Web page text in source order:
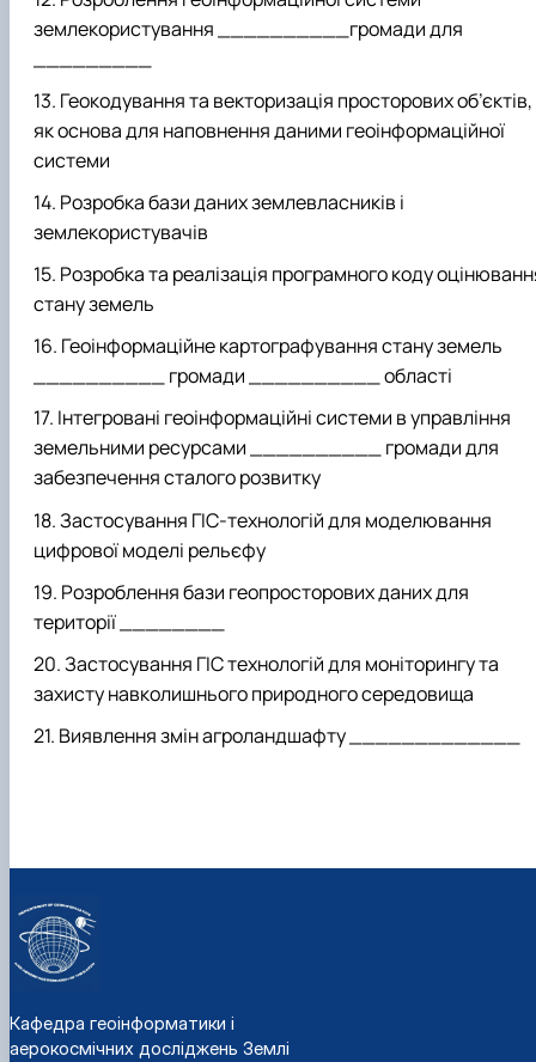
землекористування __________громади для
Геокодування та векторизація просторових об’єктів,
як основа для наповнення даними геоінформаційної
системи
Розробка бази даних землевласників і
землекористувачів
Розробка та реалізація програмного коду
стану земель
Геоінформаційне картографування стану земель
__________ громади __________ області
Інтегровані геоінформаційні системи в управління
земельними ресурсами __________ громади для
забезпечення сталого розвитку
Застосування ГІС-технологій для моделювання
цифрової моделі рельєфу
Розроблення бази геопросторових даних для
території ________
Застосування ГІС технологій для моніторингу та
захисту навколишнього природного середовища
Виявлення змін агроландшафту _____________
Кафедра геоінформатики і
аерокосмічних досліджень Землі